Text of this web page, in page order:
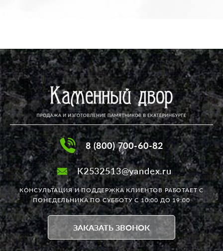
8 (800) 700-60-82
K2532513@yandex.ru
КОНСУЛЬТАЦИЯ И ПОДДЕРЖКА КЛИЕНТОВ РАБОТАЕТС
ПОНЕДЕЛЬНИКА ПО СУББОТУ С 10:00 ДО 19:00
ЗАКАЗАТЬ ЗВОНОК